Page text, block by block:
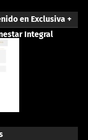
en Exclusiva +
Integral